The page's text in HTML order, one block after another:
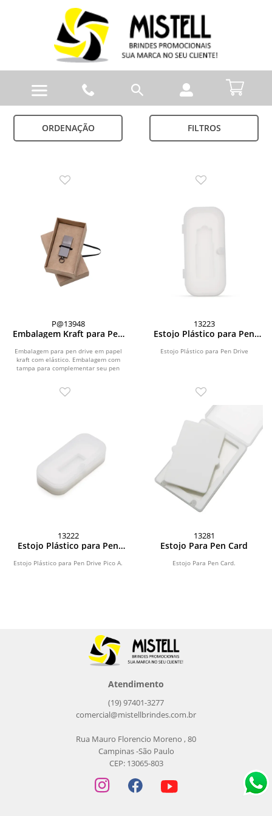
ORDENAÇÃO FILTROS
P@13948
Embalagem Kraft para Pen
Embalagem para pen drive em papel
kraft com elástico. Embalagem com
tampa para complementar seu pen
13223
Estojo Plástico para Pen
Estojo Plástico para Pen Drive
13222
Estojo Plástico para Pen
Estojo Plástico para Pen Drive Pico A.
13281
Estojo Para Pen Card
Estojo Para Pen Card.
Atendimento
(19) 97401-3277
comercial@mistellbrindes.com.br
Rua Mauro Florencio Moreno , 80
Campinas -São Paulo
CEP: 13065-803